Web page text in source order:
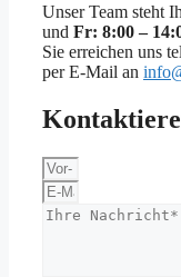
Unser Team steht
und Fr: 8:00 –
Sie erreichen uns
per E-Mail an